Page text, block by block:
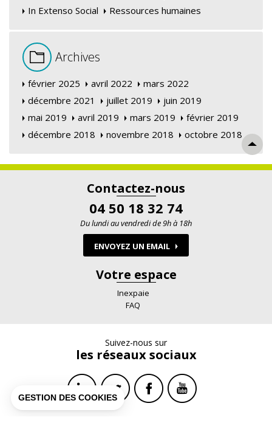
In Extenso Social
Ressources humaines
Archives
février 2025 avril 2022
mars 2022
décembre 2021
juillet 2019
juin 2019
mai 2019
avril 2019 mars 2019
février 2019
décembre 2018
novembre 2018 octobre 2018
Contactez-nous
04 50 18 32 74
Du lundi au vendredi de 9h à 18h
ENVOYEZ UN EMAIL
Votre espace
Inexpaie
FAQ
Suivez-nous sur
les réseaux sociaux